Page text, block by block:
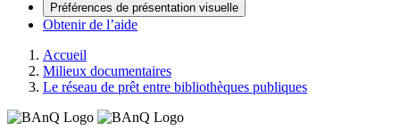
Préférences de présentation visuelle
Obtenir de l’aide
Accueil
Milieux documentaires
Le réseau de prêt entre bibliothèques publiques